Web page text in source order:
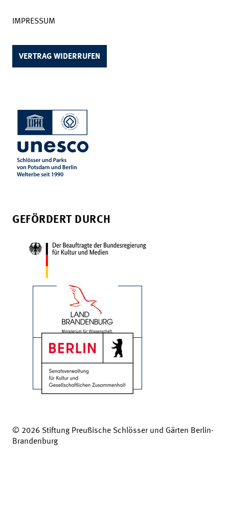
IMPRESSUM
VERTRAG WIDERRUFEN
GEFÖRDERT DURCH
© 2026 Stiftung Preußische Schlösser und Gärten Berlin-
Brandenburg